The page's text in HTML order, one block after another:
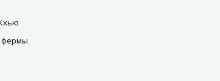
фермы